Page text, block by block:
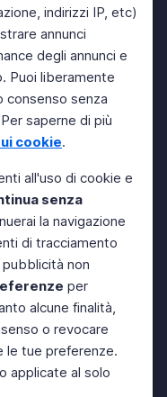
indirizzi IP, etc)
annunci
degli annunci e
Puoi liberamente
consenso senza
saperne di più
cookie.
all'uso di cookie e
senza
la navigazione
di tracciamento
non
per
alcune finalità,
o revocare
le tue preferenze.
applicate al solo